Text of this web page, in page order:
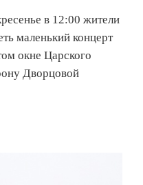
в 12:00 жители
маленький концерт
окне Царского
Дворцовой